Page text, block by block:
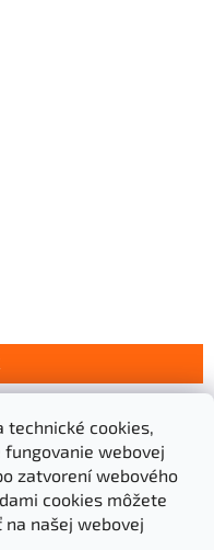
technické cookies,
webovej
zatvorení webového
cookies môžete
našej webovej